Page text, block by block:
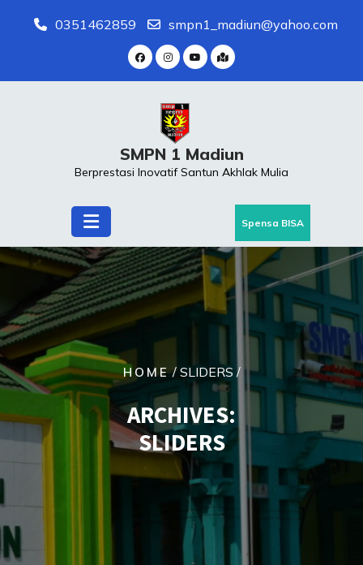
0351462859 smpn1_madiun@yahoo.com
SMPN 1 Madiun
Berprestasi Inovatif Santun Akhlak Mulia
Spensa BISA
HOME/ SLIDERS /
ARCHIVES:
SLIDERS